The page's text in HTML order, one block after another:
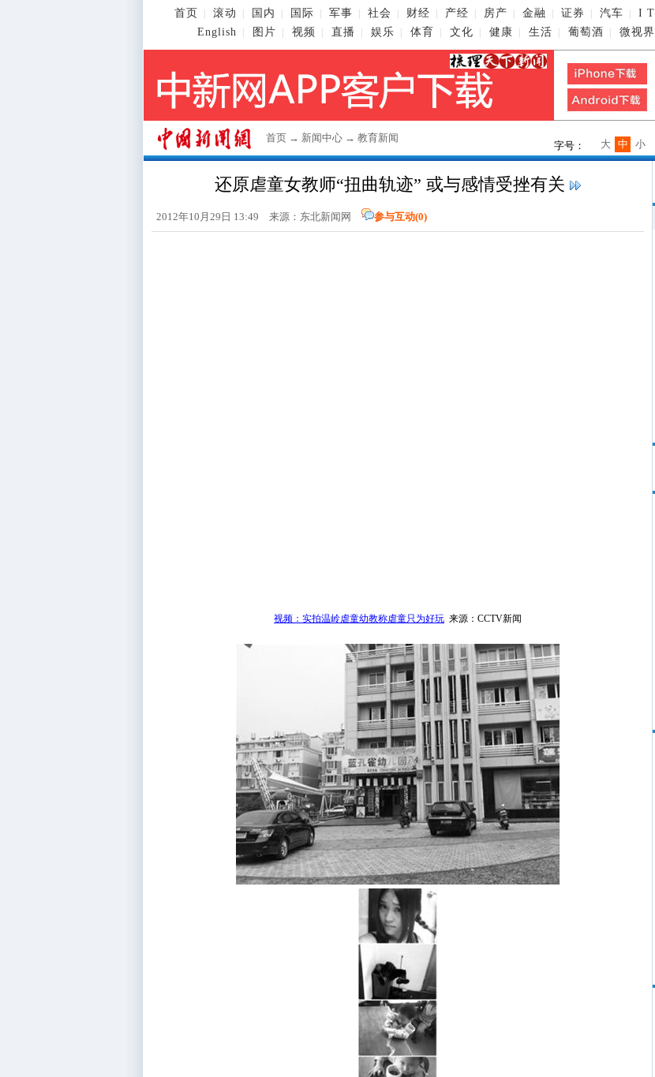
首页 滚动 国内 国际 军事 社会 财经 产经 房产 金融 证券 汽车 I T
English
图片 视频 直播 娱乐 体育 文化 健康 生活 葡萄酒 微视界
首页 → 新闻中心 → 教育新闻
字号： 小
中
大
还原虐童女教师“扭曲轨迹” 或与感情受挫有关
2012年10月29日 13:49 来源：东北新闻网 参与互动(0)
视频：实拍温岭虐童幼教称虐童只为好玩来源：CCTV新闻